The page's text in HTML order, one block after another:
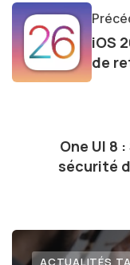
et bien
d'une curiosité
dernières
avec
l'exploration
technologie
lecteurs un
iOS
de
One UI 8
sécurité
ACTUALITÉS